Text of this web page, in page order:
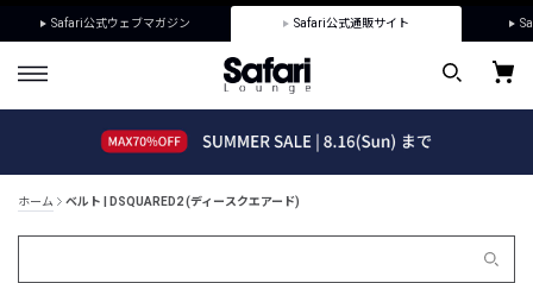
Safari公式ウェブマガジン Safari公式通販サイト
ホーム ベルト | DSQUARED2 (ディースクエアード)